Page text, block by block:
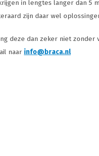
in lengtes langer dan
zijn daar wel
deze dan zeker niet
naar info@braca.nl